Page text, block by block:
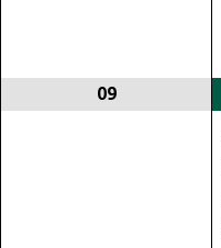
09